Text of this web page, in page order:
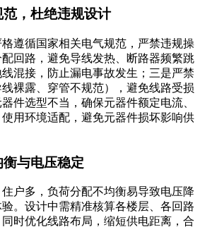
范，杜绝违规设计
遵循国家相关电气规范，严禁违规操
回路，避免导线发热、断路器频繁跳
混接，防止漏电事故发生；三是严禁
裸露、穿管不规范），避免线路受损
件选型不当，确保元器件额定电流、
用环境适配，避免元器件损坏影响供
与电压稳定
户多，负荷分配不均衡易导致电压降
。设计中需精准核算各楼层、各回路
时优化线路布局，缩短供电距离，合